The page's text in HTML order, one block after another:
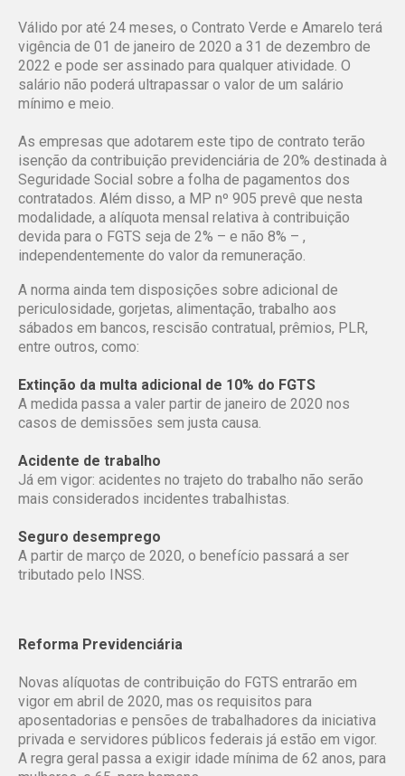
Válido por até 24 meses, o Contrato Verde e Amarelo terá
vigência de 01 de janeiro de 2020 a 31 de dezembro de
2022 e pode ser assinado para qualquer atividade. O
salário não poderá ultrapassar o valor de um salário
mínimo e meio.
As empresas que adotarem este tipo de contrato terão
isenção da contribuição previdenciária de 20% destinada à
Seguridade Social sobre a folha de pagamentos dos
contratados. Além disso, a MP nº 905 prevê que nesta
modalidade, a alíquota mensal relativa à contribuição
devida para o FGTS seja de 2% – e não 8% – ,
independentemente do valor da remuneração.
A norma ainda tem disposições sobre adicional de
periculosidade, gorjetas, alimentação, trabalho aos
sábados em bancos, rescisão contratual, prêmios, PLR,
entre outros, como:
Extinção da multa adicional de 10% do FGTS
A medida passa a valer partir de janeiro de 2020 nos
casos de demissões sem justa causa.
Acidente de trabalho
Já em vigor: acidentes no trajeto do trabalho não serão
mais considerados incidentes trabalhistas.
Seguro desemprego
A partir de março de 2020, o benefício passará a ser
tributado pelo INSS.
Reforma Previdenciária
Novas alíquotas de contribuição do FGTS entrarão em
vigor em abril de 2020, mas os requisitos para
aposentadorias e pensões de trabalhadores da iniciativa
privada e servidores públicos federais já estão em vigor.
A regra geral passa a exigir idade mínima de 62 anos, para